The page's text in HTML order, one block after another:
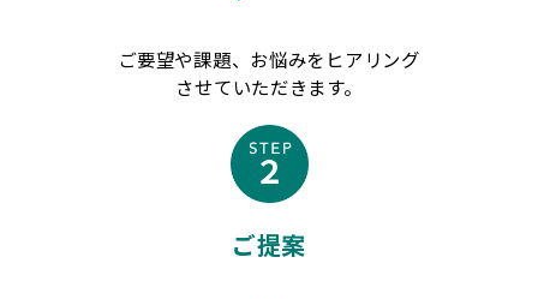
ご要望や課題、お悩みをヒアリング
させていただきます。
ご提案